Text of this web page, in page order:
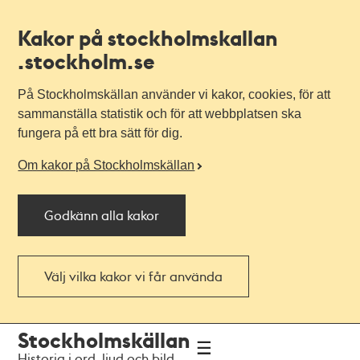
Kakor på stockholmskallan
.stockholm.se
På Stockholmskällan använder vi kakor, cookies, för att
sammanställa statistik och för att webbplatsen ska
fungera på ett bra sätt för dig.
Om kakor på Stockholmskällan
Godkänn alla kakor
Välj vilka kakor vi får använda
navigationen
huvudinnehållet
Stockholmskällan